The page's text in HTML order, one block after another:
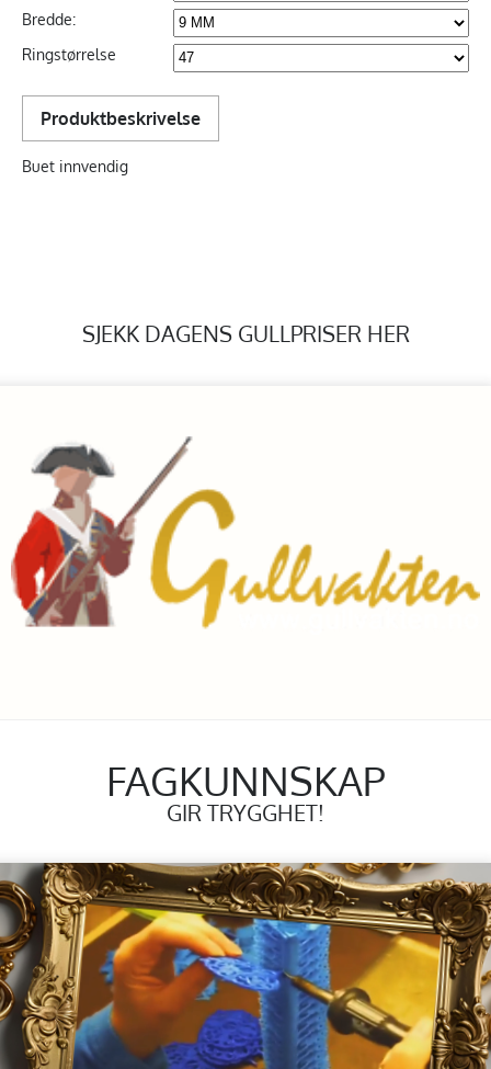
Bredde:
Ringstørrelse
Produktbeskrivelse
Buet innvendig
SJEKK DAGENS GULLPRISER HER
FAGKUNNSKAP
GIR TRYGGHET!